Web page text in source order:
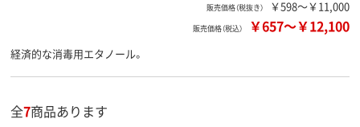
販売価格（税抜き） ￥598～￥11,000
販売価格（税込） ￥657～￥12,100
経済的な消毒用エタノール。
全7商品あります